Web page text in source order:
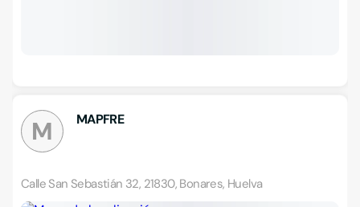
M MAPFRE
Calle San Sebastián 32, 21830, Bonares, Huelva